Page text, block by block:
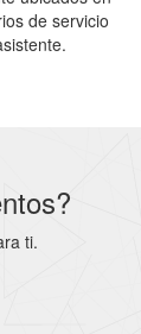
de servicio
ti.